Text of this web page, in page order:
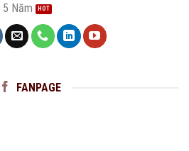
5 Năm
FANPAGE